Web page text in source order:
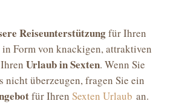
Reiseunterstützungfür Ihren
Form von knackigen, attraktiven
Urlaub in Sexten. Wenn Sie
nicht überzeugen, fragen Sie ein
für Ihren Sexten Urlaub an.